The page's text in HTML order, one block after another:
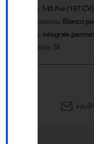
Potenza: 145 Kw (197 CV)
Colore Esterno: Bianco
Trazione: integrale
IVA esposta: SI